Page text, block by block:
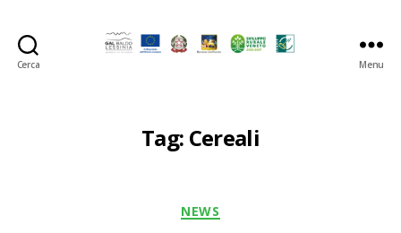
Cerca Menu
Tag: Cereali
Categorie
NEWS